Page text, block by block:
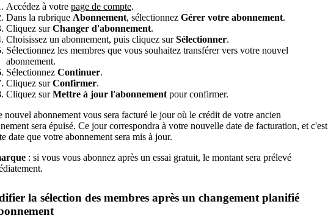
Accédez à votre page de compte.
Dans la rubrique Abonnement, sélectionnez Gérer votre abonnement.
Cliquez surChanger d'abonnement.
Choisissez un abonnement, puis cliquez surSélectionner.
Sélectionnez les membres que vous souhaitez transférer vers votre nouvel
abonnement.
Sélectionnez Continuer.
Cliquez surConfirmer.
Cliquez surMettre à jour l'abonnement pour confirmer.
nouvel abonnement vous sera facturé le jour où le crédit de votre ancien
sera épuisé. Ce jour correspondra à votre nouvelle date de facturation, et c'est
date que votre abonnement sera mis à jour.
: si vous vous abonnez après un essai gratuit, le montant sera prélevé
la sélection des membres après un changement planifié